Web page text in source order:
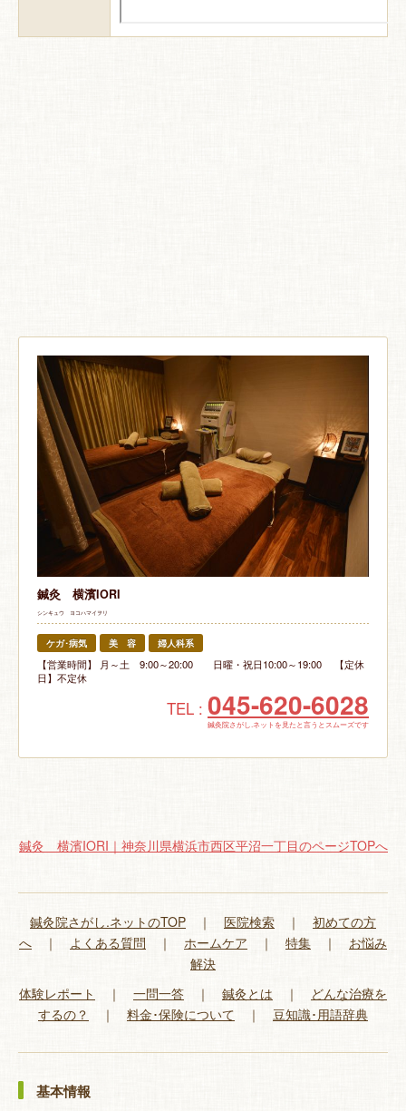
鍼灸 横濱IORI
シンキュウ ヨコハマイヲリ
ケガ･病気 美 容 婦人科系
【営業時間】 月～土 9:00～20:00 日曜・祝日10:00～19:00 【定休
日】不定休
TEL : 045-620-6028
鍼灸院さがし.ネットを見たと言うとスムーズです
鍼灸 横濱IORI｜神奈川県横浜市西区平沼一丁目のページTOPへ
鍼灸院さがし.ネットのTOP ｜ 医院検索 ｜ 初めての方
へ ｜ よくある質問 ｜ ホームケア ｜ 特集 ｜ お悩み
解決
体験レポート
｜ 一問一答 ｜ 鍼灸とは ｜ どんな治療を
するの？
｜ 料金･保険について ｜ 豆知識･用語辞典
基本情報